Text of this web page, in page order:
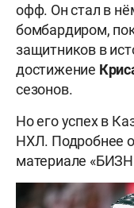
офф. Он стал в
бомбардиром,
защитников в
достижение
сезонов.
Но его успех в
НХЛ. Подробнее
материале